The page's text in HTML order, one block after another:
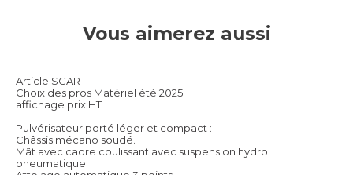
Vous aimerez aussi
Article SCAR
Choix des pros Matériel été 2025
affichage prix HT
Pulvérisateur porté léger et compact :
Châssis mécano soudé.
Mât avec cadre coulissant avec suspension hydro
pneumatique.